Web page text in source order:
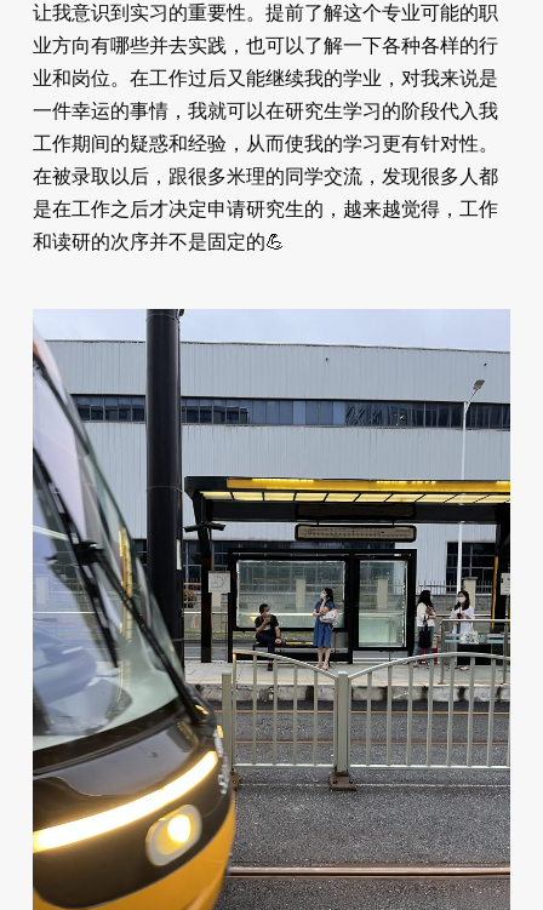
让我意识到实习的重要性。提前了解这个专业可能的职
业方向有哪些并去实践，也可以了解一下各种各样的行
业和岗位。在工作过后又能继续我的学业，对我来说是
一件幸运的事情，我就可以在研究生学习的阶段代入我
工作期间的疑惑和经验，从而使我的学习更有针对性。
在被录取以后，跟很多米理的同学交流，发现很多人都
是在工作之后才决定申请研究生的，越来越觉得，工作
和读研的次序并不是固定的💪